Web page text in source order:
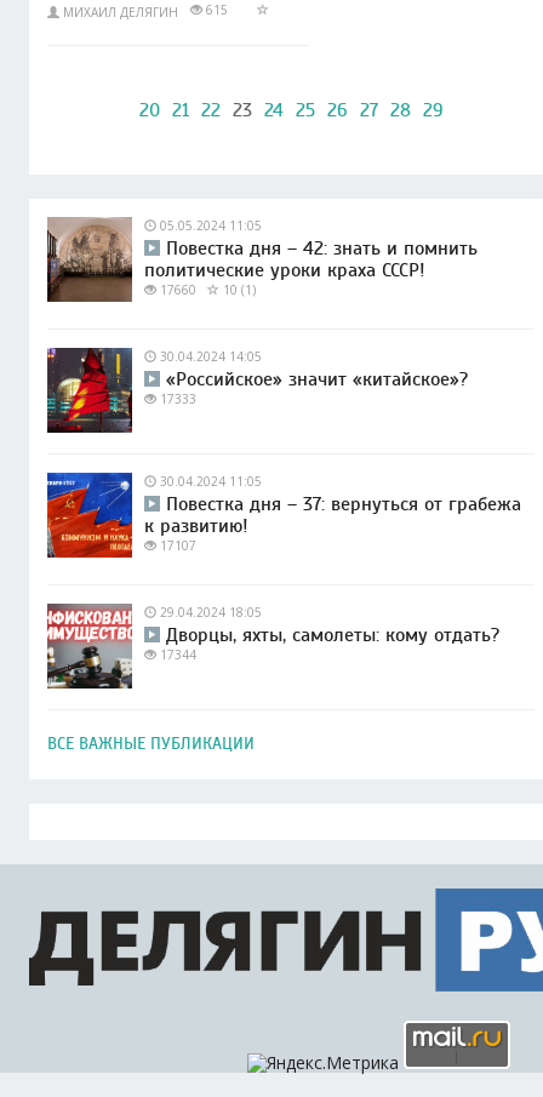
МИХАИЛ ДЕЛЯГИН 615
20 21 22 23 24 25 26 27 28 29
05.05.2024 11:05
Повестка дня – 42: знать и помнить
политические уроки краха СССР!
17660 10 (1)
30.04.2024 14:05
«Российское» значит «китайское»?
17333
30.04.2024 11:05
Повестка дня – 37: вернуться от грабежа
к развитию!
17107
29.04.2024 18:05
Дворцы, яхты, самолеты: кому отдать?
17344
ВСЕ ВАЖНЫЕ ПУБЛИКАЦИИ